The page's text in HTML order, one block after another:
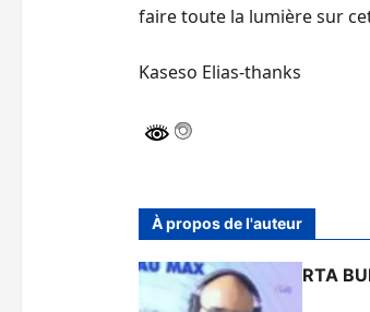
faire toute la lumière sur
Kaseso Elias-thanks
À propos de l'auteur
RTA